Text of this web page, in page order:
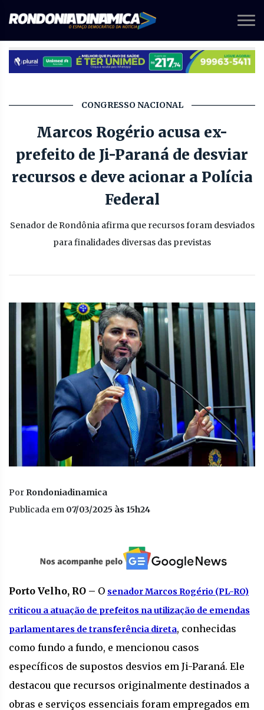
CONGRESSO NACIONAL
Marcos Rogério acusa ex-
prefeito de Ji-Paraná de desviar
recursos e deve acionar a Polícia
Federal
Senador de Rondônia afirma que recursos foram desviados
para finalidades diversas das previstas
Por Rondoniadinamica
Publicada em 07/03/2025 às 15h24
Porto Velho, RO – O senador Marcos Rogério (PL-RO)
criticou a atuação de prefeitos na utilização de emendas
parlamentares de transferência direta, conhecidas
como fundo a fundo, e mencionou casos
específicos de supostos desvios em Ji-Paraná. Ele
destacou que recursos originalmente destinados a
obras e serviços essenciais foram empregados em